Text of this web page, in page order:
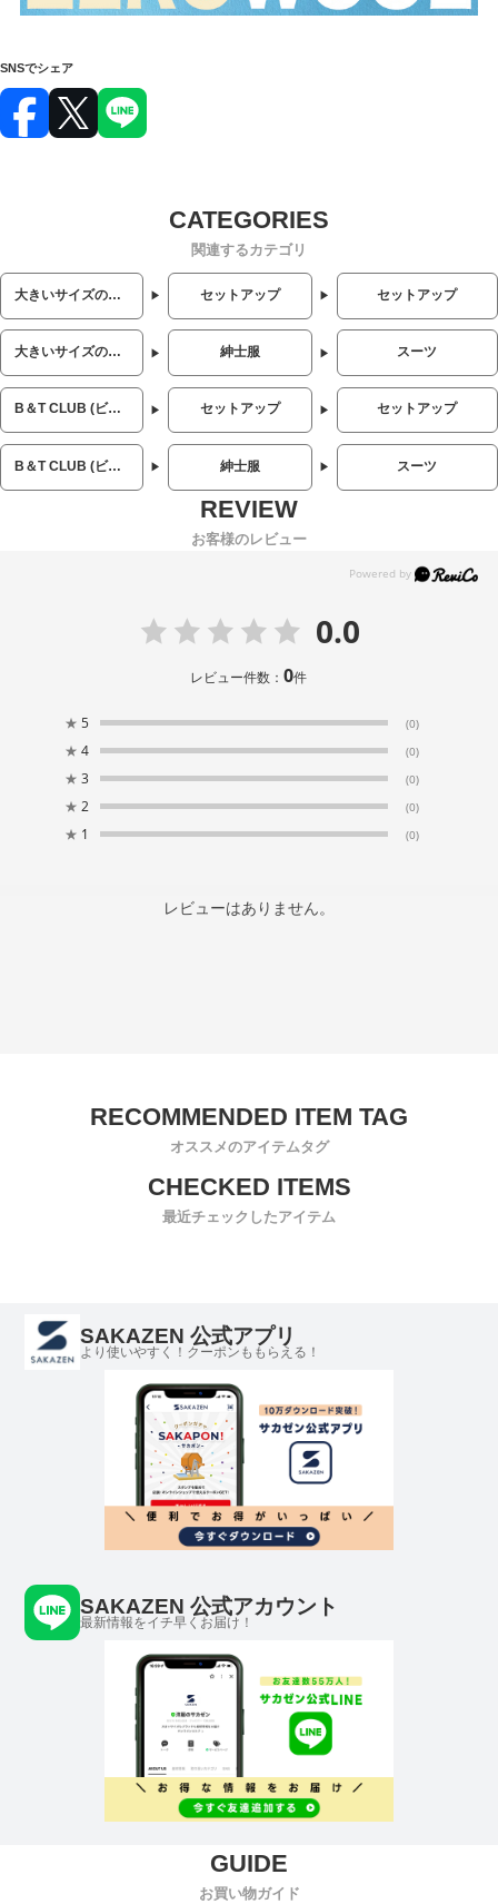
SNSでシェア
関連するカテゴリ
大きいサイズのメンズ服 セットアップ セットアップ
大きいサイズのメンズ服 紳士服 スーツ
B＆T CLUB (ビーアンドティークラブ) セットアップ セットアップ
B＆T CLUB (ビーアンドティークラブ) 紳士服 スーツ
お客様のレビュー
0.0
レビュー件数：0件
★ 5 (0)
★ 4 (0)
★ 3 (0)
★ 2 (0)
★ 1 (0)
レビューはありません。
オススメのアイテムタグ
最近チェックしたアイテム
SAKAZEN 公式アプリ
より使いやすく！クーポンももらえる！
SAKAZEN 公式アカウント
最新情報をイチ早くお届け！
お買い物ガイド